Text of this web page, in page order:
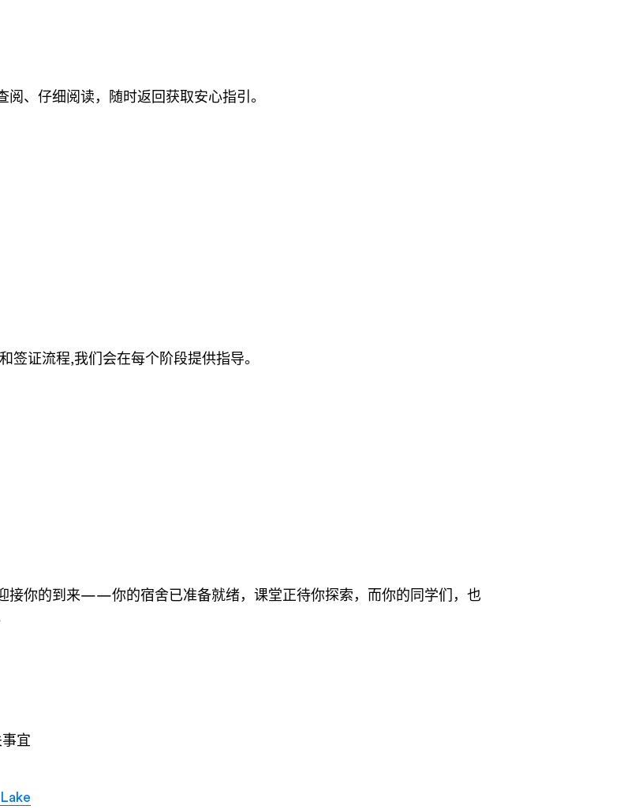
、仔细阅读，随时返回获取安心指引。
签证流程,我们会在每个阶段提供指导。
接你的到来——你的宿舍已准备就绪，课堂正待你探索，而你的同学们，也
宜